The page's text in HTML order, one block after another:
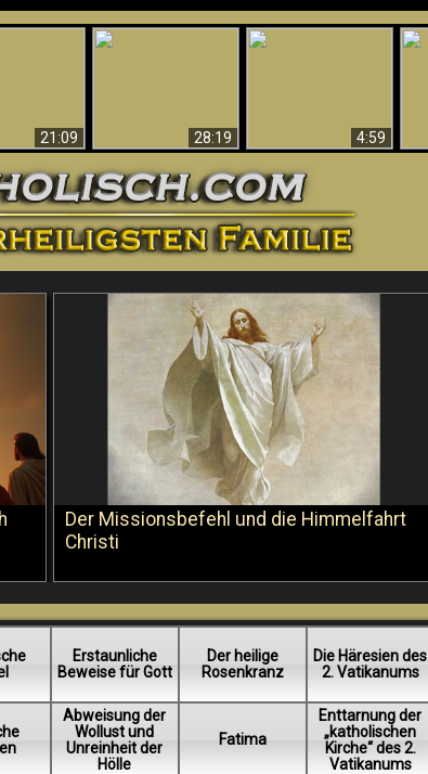
21:09 28:19
4:59
Der Missionsbefehl und die Himmelfahrt
Christi
Erstaunliche
Beweise für Gott
Der heilige
Rosenkranz
Die Häresien des
2. Vatikanums
Abweisung der
Wollust und
Unreinheit der
Hölle
Fatima
Enttarnung der
„katholischen
Kirche“ des 2.
Vatikanums